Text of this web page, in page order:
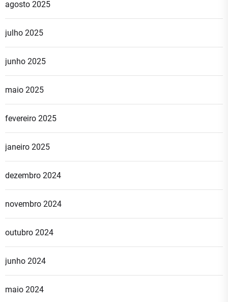
agosto 2025
julho 2025
junho 2025
maio 2025
fevereiro 2025
janeiro 2025
dezembro 2024
novembro 2024
outubro 2024
junho 2024
maio 2024